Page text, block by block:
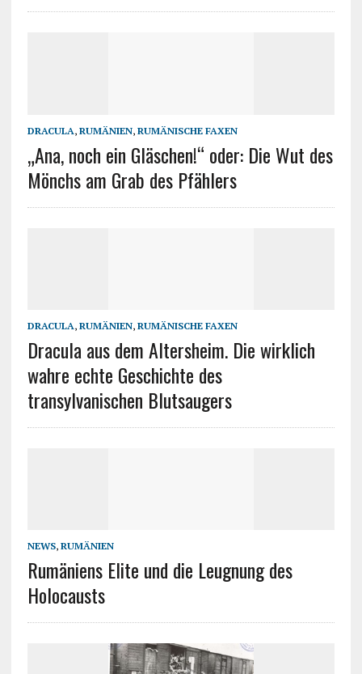
DRACULA, RUMÄNIEN, RUMÄNISCHE FAXEN
„Ana, noch ein Gläschen!“ oder: Die Wut des
Mönchs am Grab des Pfählers
DRACULA, RUMÄNIEN, RUMÄNISCHE FAXEN
Dracula aus dem Altersheim. Die wirklich
wahre echte Geschichte des
transylvanischen Blutsaugers
NEWS, RUMÄNIEN
Rumäniens Elite und die Leugnung des
Holocausts